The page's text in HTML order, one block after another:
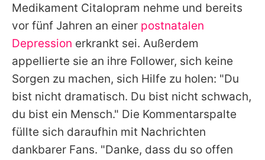
Medikament Citalopram nehme und bereits
vor fünf Jahren an einer postnatalen
Depression erkrankt sei. Außerdem
appellierte sie an ihre Follower, sich keine
Sorgen zu machen, sich Hilfe zu holen: "Du
bist nicht dramatisch. Du bist nicht schwach,
du bist ein Mensch." Die Kommentarspalte
füllte sich daraufhin mit Nachrichten
dankbarer Fans. "Danke, dass du so offen